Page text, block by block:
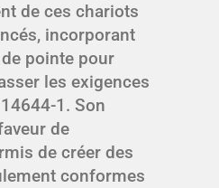
de ces chariots
incorporant
pointe pour
les exigences
1. Son
de
de créer des
conformes